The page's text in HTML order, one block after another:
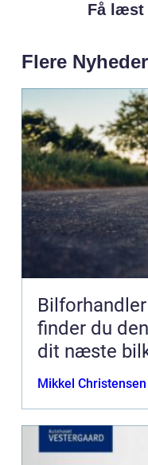
Få læst
Flere Nyheder
finder du
dit næste
Mikkel Christensen